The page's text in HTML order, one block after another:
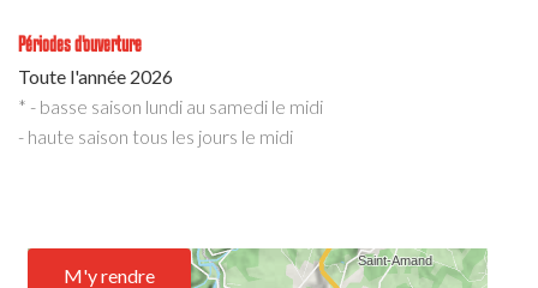
Périodes d'ouverture
Toute l'année 2026
* - basse saison lundi au samedi le midi
- haute saison tous les jours le midi
M'y rendre